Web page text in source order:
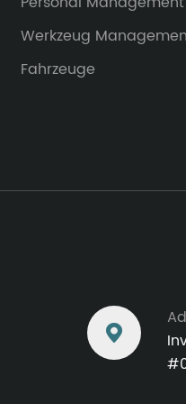
Werkzeug
Fahrzeuge
